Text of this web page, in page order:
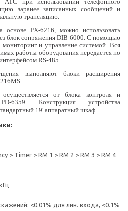
заранее записанных сообщений и
трансляцию.
PX-6216, можно использовать
блок сопряжения DIB-6000. С помощью
и управление системой. Вся
работы оборудования передается по
RS-485.
выполняют блоки расширения
от блока контроля и
6359. Конструкция устройства
19' аппаратный шкаф.
> Timer > RM 1 > RM 2 > RM 3 > RM 4
<0.01% для лин. входа, <0.1%